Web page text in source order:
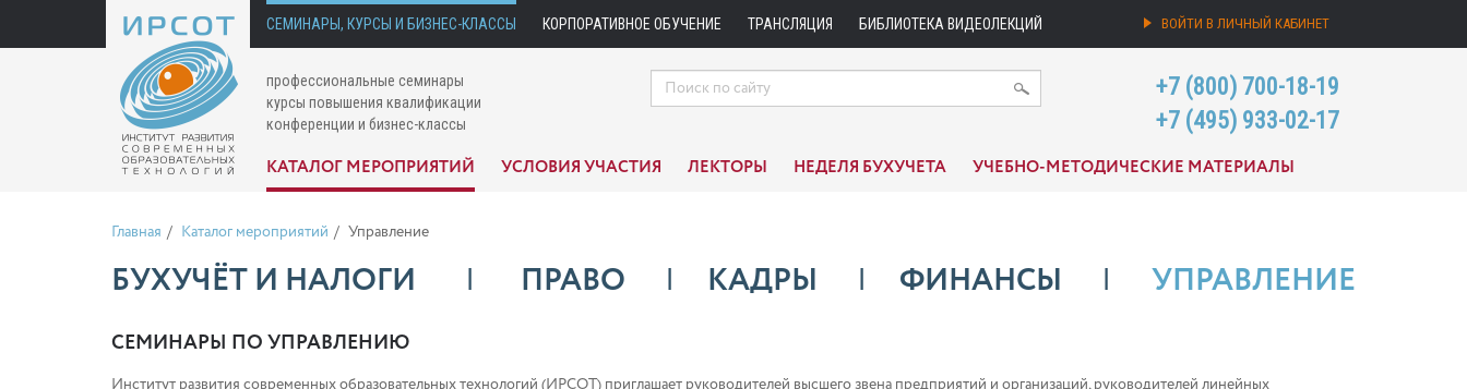
СЕМИНАРЫ, КУРСЫ И БИЗНЕС-КЛАССЫ КОРПОРАТИВНОЕ ОБУЧЕНИЕ ТРАНСЛЯЦИЯ БИБЛИОТЕКА ВИДЕОЛЕКЦИЙ ВОЙТИ В ЛИЧНЫЙ КАБИНЕТ
профессиональные семинары
курсы повышения квалификации
конференции и бизнес-классы
+7 (800) 700-18-19
+7 (495) 933-02-17
КАТАЛОГ МЕРОПРИЯТИЙ УСЛОВИЯ УЧАСТИЯ ЛЕКТОРЫ НЕДЕЛЯ БУХУЧЕТА УЧЕБНО-МЕТОДИЧЕСКИЕ МАТЕРИАЛЫ
Главная Каталог мероприятий Управление
БУХУЧЁТ И НАЛОГИ ПРАВО КАДРЫ ФИНАНСЫ УПРАВЛЕНИЕ
СЕМИНАРЫ ПО УПРАВЛЕНИЮ
Институт развития современных образовательных технологий (ИРСОТ) приглашает руководителей высшего звена предприятий и организаций, руководителей линейных